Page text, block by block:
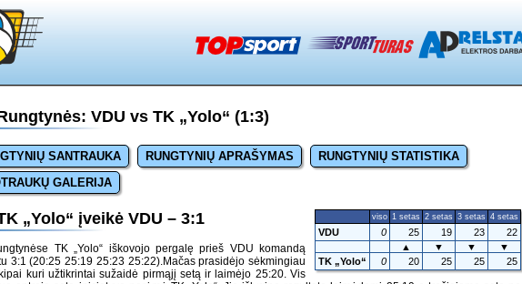
VDU vs TK „Yolo“ (1:3)
SANTRAUKA RUNGTYNIŲ APRAŠYMAS
RUNGTYNIŲ STATISTIKA
GALERIJA
viso 1 setas 2 setas 3 setas 4 setas
VDU 0 25 19 23
22
▲
▼ ▼
▼
TK „Yolo“
0 20 25 25 25
„Yolo“ įveikė VDU – 3:1
TK „Yolo“ iškovojo pergalę prieš VDU komandą
3:1 (20:25 25:19 25:23 25:22).Mačas prasidėjo sėkmingiau
kuri užtikrintai sužaidė pirmąjį setą ir laimėjo 25:20. Vis